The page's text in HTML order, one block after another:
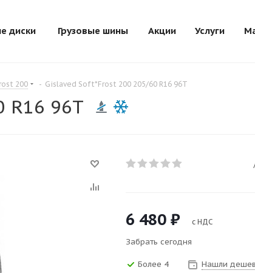
диски Грузовые шины Акции Услуги
200 - Gislaved Soft*Frost 200 205/60 R16 96T
R16 96T
6 480 ₽ с НДС
Забрать сегодня
Более 4 Нашли